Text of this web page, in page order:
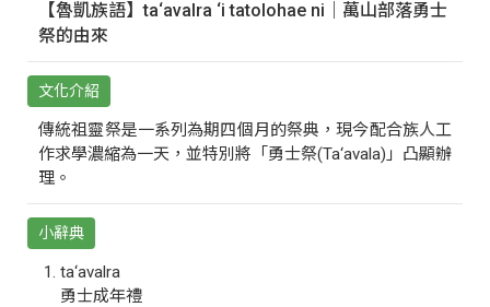
【魯凱族語】ta‘avalra ‘i tatolohae ni｜萬山部落勇士
祭的由來
文化介紹
傳統祖靈祭是一系列為期四個月的祭典，現今配合族人工
作求學濃縮為一天，並特別將「勇士祭(Ta‘avala)」凸顯辦
理。
小辭典
ta‘avalra
勇士成年禮